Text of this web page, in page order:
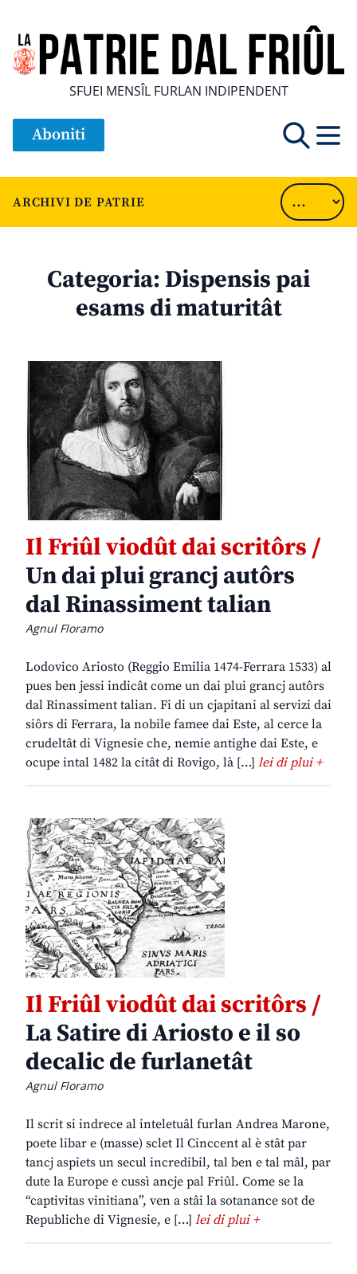
SFUEI MENSÎL FURLAN INDIPENDENT
Aboniti
ARCHIVI DE PATRIE
Categoria: Dispensis pai
esams di maturitât
Il Friûl viodût dai scritôrs /
Un dai plui grancj autôrs
dal Rinassiment talian
Agnul Floramo
Lodovico Ariosto (Reggio Emilia 1474-Ferrara 1533) al
pues ben jessi indicât come un dai plui grancj autôrs
dal Rinassiment talian. Fi di un cjapitani al servizi dai
siôrs di Ferrara, la nobile famee dai Este, al cerce la
crudeltât di Vignesie che, nemie antighe dai Este, e
ocupe intal 1482 la citât di Rovigo, là […] lei di plui +
Il Friûl viodût dai scritôrs /
La Satire di Ariosto e il so
decalic de furlanetât
Agnul Floramo
Il scrit si indrece al inteletuâl furlan Andrea Marone,
poete libar e (masse) sclet Il Cinccent al è stât par
tancj aspiets un secul incredibil, tal ben e tal mâl, par
dute la Europe e cussì ancje pal Friûl. Come se la
“captivitas vinitiana”, ven a stâi la sotanance sot de
Republiche di Vignesie, e […] lei di plui +